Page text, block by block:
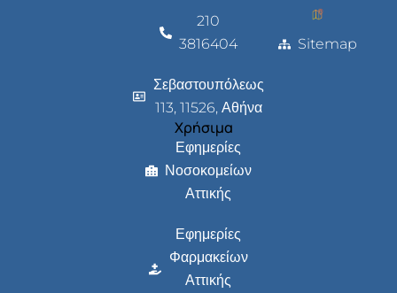
210
3816404
Σεβαστουπόλεως
113, 11526, Αθήνα
Χρήσιμα
Εφημερίες
Νοσοκομείων
Αττικής
Εφημερίες
Φαρμακείων
Αττικής
Sitemap